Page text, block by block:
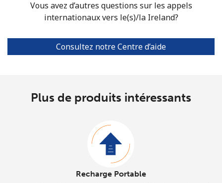
Vous avez d’autres questions sur les appels
internationaux vers le(s)/la Ireland?
Consultez notre Centre d’aide
Plus de produits intéressants
Recharge Portable